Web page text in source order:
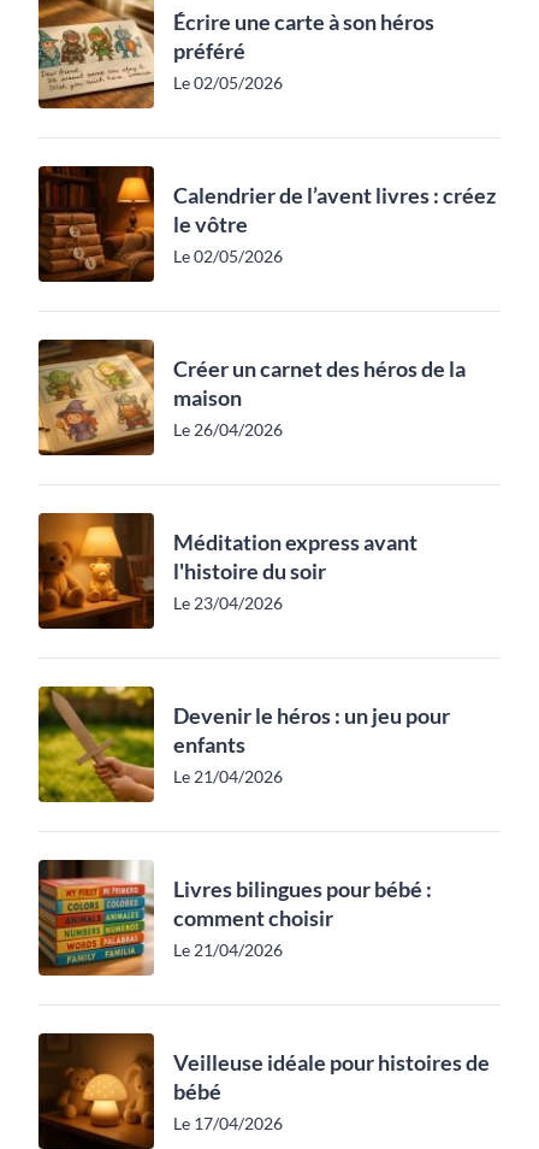
Écrire une carte à son héros
préféré
Le 02/05/2026
Calendrier de l’avent livres : créez
le vôtre
Le 02/05/2026
Créer un carnet des héros de la
maison
Le 26/04/2026
Méditation express avant
l'histoire du soir
Le 23/04/2026
Devenir le héros : un jeu pour
enfants
Le 21/04/2026
Livres bilingues pour bébé :
comment choisir
Le 21/04/2026
Veilleuse idéale pour histoires de
bébé
Le 17/04/2026